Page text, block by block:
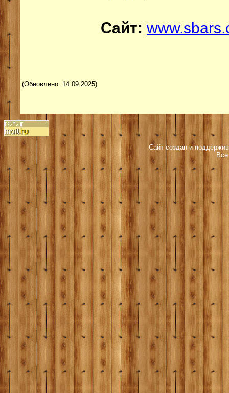
Сайт:
(Обновлено: 14.09.2025)
Сайт создан и